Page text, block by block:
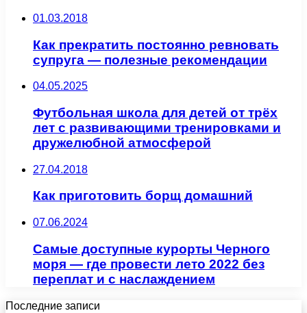
01.03.2018
Как прекратить постоянно ревновать
супруга — полезные рекомендации
04.05.2025
Футбольная школа для детей от трёх
лет с развивающими тренировками и
дружелюбной атмосферой
27.04.2018
Как приготовить борщ домашний
07.06.2024
Самые доступные курорты Черного
моря — где провести лето 2022 без
переплат и с наслаждением
Последние записи